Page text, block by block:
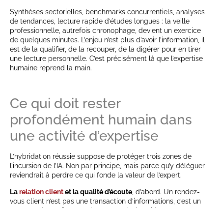
Synthèses sectorielles, benchmarks concurrentiels, analyses
de tendances, lecture rapide d’études longues : la veille
professionnelle, autrefois chronophage, devient un exercice
de quelques minutes. L’enjeu n’est plus d’avoir l’information, il
est de la qualifier, de la recouper, de la digérer pour en tirer
une lecture personnelle. C’est précisément là que l’expertise
humaine reprend la main.
Ce qui doit rester
profondément humain dans
une activité d’expertise
L’hybridation réussie suppose de protéger trois zones de
l’incursion de l’IA. Non par principe, mais parce qu’y déléguer
reviendrait à perdre ce qui fonde la valeur de l’expert.
Larelation clientet la qualité d’écoute , d’abord. Un rendez-
vous client n’est pas une transaction d’informations, c’est un